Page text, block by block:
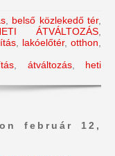
, belső közlekedő tér,
ÁTVÁLTOZÁS
lakóelőtér,otthon
átváltozás, heti
február 12,